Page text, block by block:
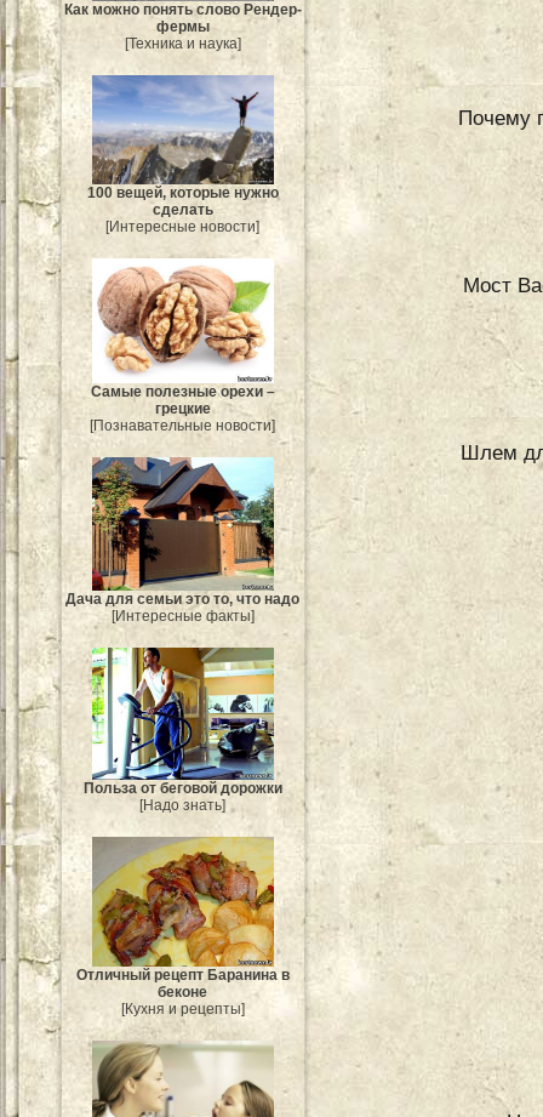
Как можно понять слово Рендер-
фермы
[Техника и наука]
100 вещей, которые нужно
сделать
[Интересные новости]
Самые полезные орехи –
грецкие
[Познавательные новости]
Дача для семьи это то, что надо
[Интересные факты]
Польза от беговой дорожки
[Надо знать]
Отличный рецепт Баранина в
беконе
[Кухня и рецепты]
Почему
Мост
Шлем